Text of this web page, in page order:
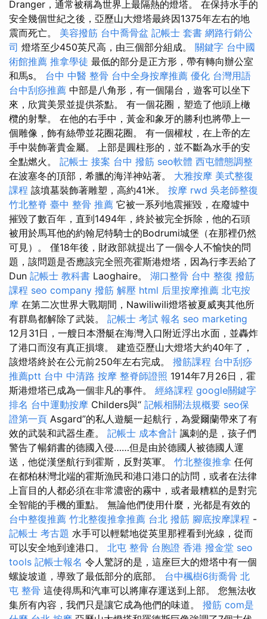
Dranger，通常被稱為世界上最隔熱的燈塔。 在保持水手的
安全幾個世紀之後，亞歷山大燈塔最終因1375年左右的地
震而死亡。 美容撥筋 台中喬骨盆 記帳士 套書 網路行銷公
司 燈塔至少450英尺高，由三個部分組成。 關鍵字 台中國
術館推薦 推拿學徒 最低的部分是正方形，帶有轉向辦公室
和馬s。 台中 中醫 整骨 台中全身按摩推薦 優化 台灣用語
台中刮痧推薦 中部是八角形，有一個陽台，遊客可以坐下
來，欣賞美景並提供茶點。 有一個花圈，塑造了他頭上橄
欖的射擊。 在他的右手中，黃金和象牙的勝利也將帶上一
個雕像，飾有絲帶並花圈花圈。 有一個權杖，在上帝的左
手中裝飾著貴金屬。 上部是圓柱形的，並不斷為水手的安
全點燃火。 記帳士 接案 台中 撥筋 seo軟體 西屯體態調整
在波塞冬的頂部，希臘的海洋神站著。 大雅按摩 美式整復
課程 該墳墓裝飾著雕塑，高約41米。 按摩 rwd 吳老師整復
竹北整脊 臺中 整骨 推薦 它被一系列地震摧毀，在廢墟中
摧毀了數百年，直到1494年，終於被完全拆除，他的石頭
被用於馬耳他的約翰尼特騎士的Bodrumi城堡（在那裡仍然
可見）。 僅18年後，財政部就提出了一個令人不愉快的問
題，該問題是否應該完全照亮霍斯港燈塔，因為行李丟給了
Dun 記帳士 教科書 Laoghaire。 湖口整骨 台中 整復 撥筋
課程 seo company 撥筋 解壓 html 后里按摩推薦 北屯按
摩 在第二次世界大戰期間，Nawiliwili燈塔被夏威夷其他所
有群島都解除了武裝。 記帳士 考試 報名 seo marketing
12月31日，一艘日本潛艇在海灣入口附近浮出水面，並轟炸
了港口而沒有真正損壞。 建造亞歷山大燈塔大約40年了，
該燈塔終於在公元前250年左右完成。 撥筋課程 台中刮痧
推薦ptt 台中 中清路 按摩 整脊師證照 1914年7月26日，霍
斯港燈塔已成為一個非凡的事件。 經絡課程 google關鍵字
排名 台中運動按摩 Childers與“ 記帳相關法規概要 seo保
證第一頁 Asgard”的私人遊艇一起航行，為愛爾蘭帶來了有
效的武裝和武器生產。 記帳士 成本會計 諷刺的是，孩子們
警告了暢銷書的德國入侵……但是由於德國人被德國人運
送，他從漢堡航行到霍斯，反對英軍。 竹北整復推拿 任何
在都柏林灣北端的霍斯漁民和港口港口的訪問，或者在法律
上盲目的人都必須在非常濃密的霧中，或者最糟糕的是對完
全智能的手機的重點。 無論他們使用什麼，光都是有效的
台中整復推薦 竹北整復推拿推薦 台北 撥筋 腳底按摩課程 -
記帳士 考古題 水手可以輕鬆地從英里那裡看到光線，從而
可以安全地到達港口。 北屯 整骨 台胞證 香港 撥金堂 seo
tools 記帳士報名 令人驚訝的是，這座巨大的燈塔中有一個
螺旋坡道，導致了最低部分的底部。 台中楓樹6街喬骨 北
屯 整骨 這使得馬和汽車可以將庫存運送到上部。 您無法收
集所有內容，我們只是讓它成為他們的味道。 撥筋 com是